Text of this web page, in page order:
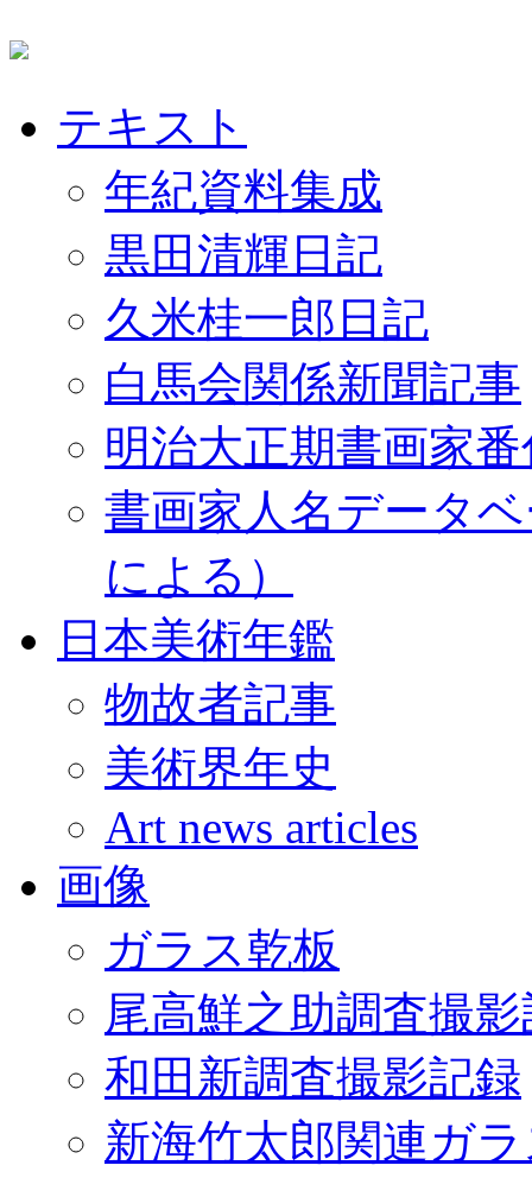
テキスト
年紀資料集成
黒田清輝日記
久米桂一郎日記
白馬会関係新聞記事
明治大正期書画家
書画家人名データ
による）
日本美術年鑑
物故者記事
美術界年史
Art news articles
画像
ガラス乾板
尾高鮮之助調査撮
和田新調査撮影記録
新海竹太郎関連ガ